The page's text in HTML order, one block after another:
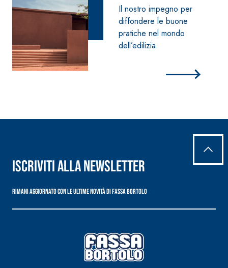
Il nostro impegno per
diffondere le buone
pratiche nel mondo
dell’edilizia.
Iscriviti alla newsletter
Rimani aggiornato con le ultime novità di Fassa Bortolo